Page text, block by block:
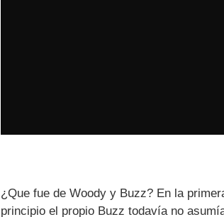
¿Que fue de Woody y Buzz? En la
principio el propio Buzz todavía no